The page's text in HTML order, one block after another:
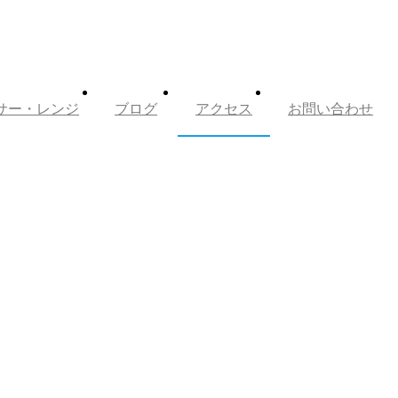
ー・レンジ ブログ アクセス お問い合わせ